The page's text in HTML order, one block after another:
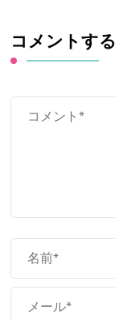
コメントする